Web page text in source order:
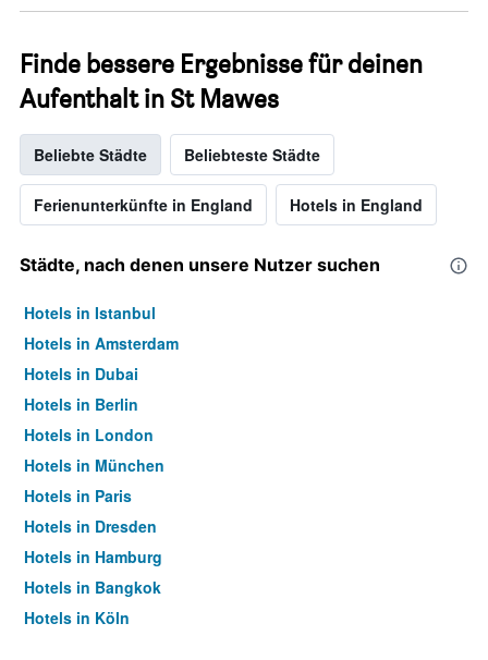
Finde bessere Ergebnisse für deinen
Aufenthalt in St Mawes
Beliebte Städte Beliebteste Städte
Ferienunterkünfte in England Hotels in England
Städte, nach denen unsere Nutzer suchen
Hotels in Istanbul
Hotels in Amsterdam
Hotels in Dubai
Hotels in Berlin
Hotels in London
Hotels in München
Hotels in Paris
Hotels in Dresden
Hotels in Hamburg
Hotels in Bangkok
Hotels in Köln